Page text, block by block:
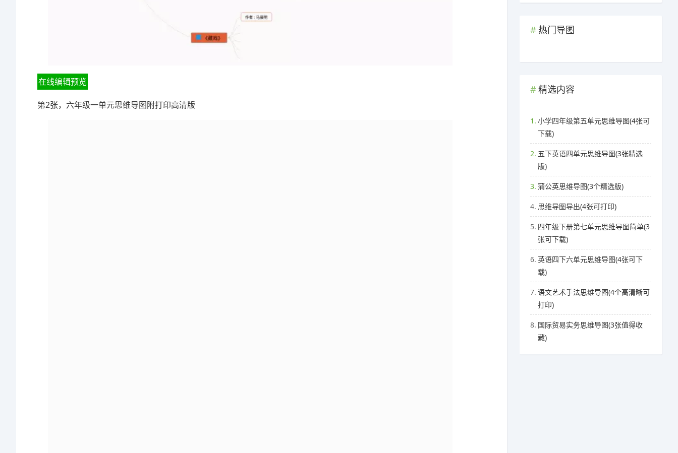
在线编辑预览
第2张，六年级一单元思维导图附打印高清版
热门导图
精选内容
1. 小学四年级第五单元思维导图(4张可
下载)
2. 五下英语四单元思维导图(3张精选
版)
3. 蒲公英思维导图(3个精选版)
4. 思维导图导出(4张可打印)
5. 四年级下册第七单元思维导图简单(3
张可下载)
6. 英语四下六单元思维导图(4张可下
载)
7. 语文艺术手法思维导图(4个高清晰可
打印)
8. 国际贸易实务思维导图(3张值得收
藏)